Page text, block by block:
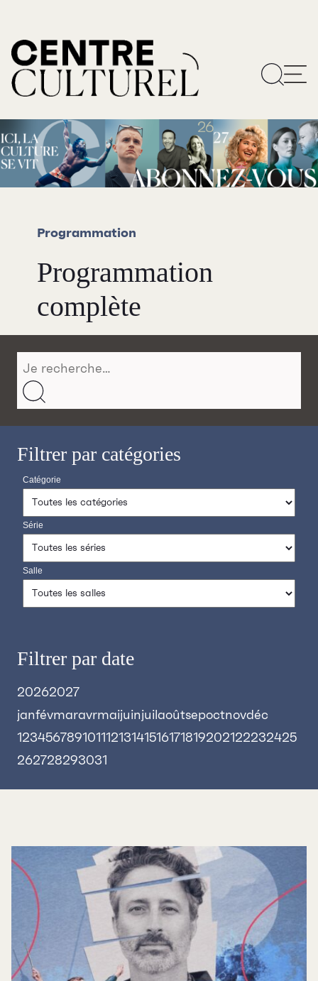
Programmation
complète
Programmation
Filtrer par catégories
Catégorie
Série
Salle
Filtrer par date
20262027
janfévmaravrmaijuinjuil aoûtsepoctnovdéc
1 23456789101112131415161718192021 22232425
262728293031